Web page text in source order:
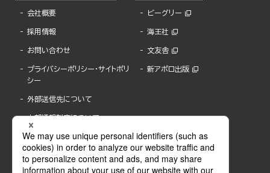
会社概要
採用情報
お問い合わせ
プライバシーポリシー・サイトポリ
シー
外部送信先について
内部通報制度について
ビーグリー
海王社
文友舎
新アポロ出版